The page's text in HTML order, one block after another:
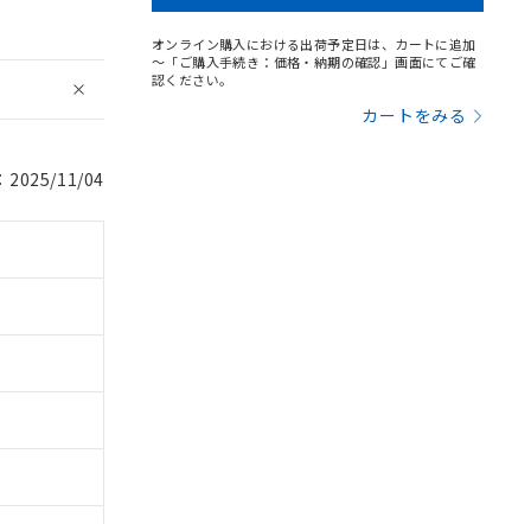
2025/11/04
オンライン購入における出荷予定日は、カートに追加
～「ご購入手続き：価格・納期の確認」画面にてご確
認ください。
カートをみる